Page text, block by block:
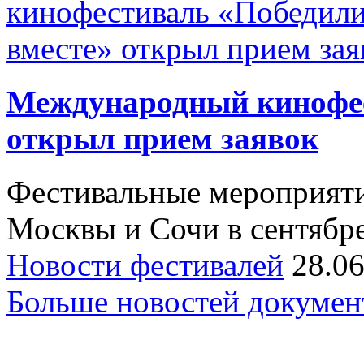
Международный
открыл прием заявок
Фестивальные
Москвы и Сочи в
Новости фестивалей
Больше новостей